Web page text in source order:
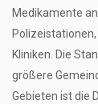
Medikamente
Kliniken. Die
größere
Gebieten ist die